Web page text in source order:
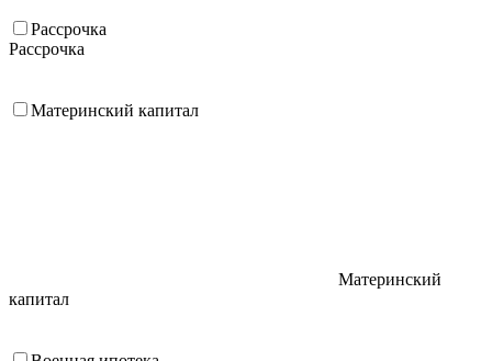
Рассрочка
Рассрочка
Материнский капитал
Материнский
капитал